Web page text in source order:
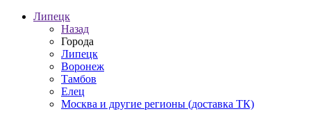
Липецк
Назад
Города
Липецк
Воронеж
Тамбов
Елец
Москва и другие регионы (доставка ТК)